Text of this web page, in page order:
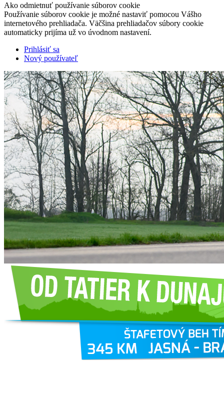
Ako odmietnuť používanie súborov cookie
Používanie súborov cookie je možné nastaviť pomocou Vášho
internetového prehliadača. Väčšina prehliadačov súbory cookie
automaticky prijíma už vo úvodnom nastavení.
Prihlásiť sa
Nový používateľ